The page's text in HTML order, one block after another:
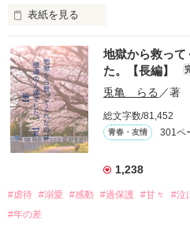
表紙を見る
推しは画面の向こうにいるはずだ
ています。
不器用でも努力を諦めない赤。
無口で頼れる黒。
天才肌で笑顔が眩しい白。
三人の姿に勇気をもらい、「私
えるようになった。
地獄から救って
た。【長編】
兎亀 らる ／著
総文字数/81,452
青春・友情 301ペ
1,238
#虐待 #溺愛 #感動 #過保護 #甘々 #泣
#年の差